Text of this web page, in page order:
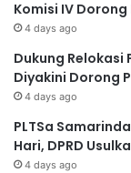
Komisi IV
4 days ago
Dukung Relokasi
Diyakini Dorong
4 days ago
PLTSa
Hari, DPRD
4 days ago